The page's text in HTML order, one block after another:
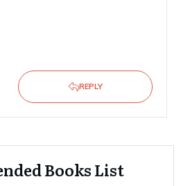
REPLY
Books List